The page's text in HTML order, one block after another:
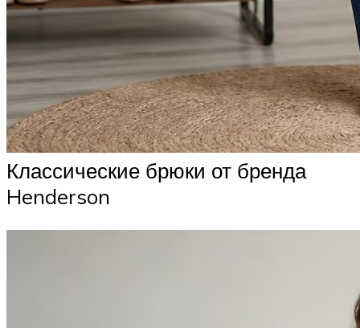
Классические брюки от бренда
Henderson